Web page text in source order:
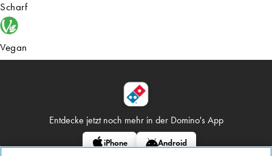
Scharf
Vegan
Entdecke jetzt noch mehr in der Domino's App
iPhone Android